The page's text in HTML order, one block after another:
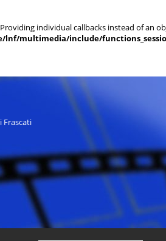
Providing individual callbacks instead of an
multimedia/include/
Frascati